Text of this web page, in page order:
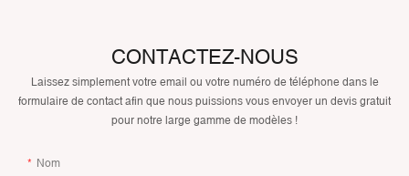
CONTACTEZ-NOUS
Laissez simplement votre email ou votre numéro de téléphone dans le
formulaire de contact afin que nous puissions vous envoyer un devis gratuit
pour notre large gamme de modèles !
Nom